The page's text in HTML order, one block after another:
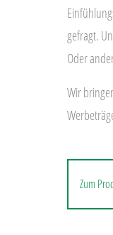
gefragt.
Oder
Wir
Zum